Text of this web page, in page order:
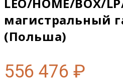
LEO/HOME/BOX/
магистральный
(Польша)
556 476 ₽